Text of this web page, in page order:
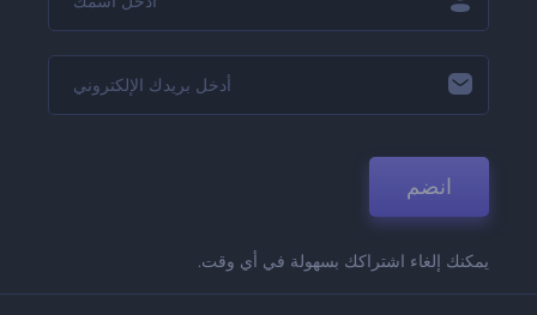
انضم
يمكنك إلغاء اشتراكك بسهولة في أي وقت.